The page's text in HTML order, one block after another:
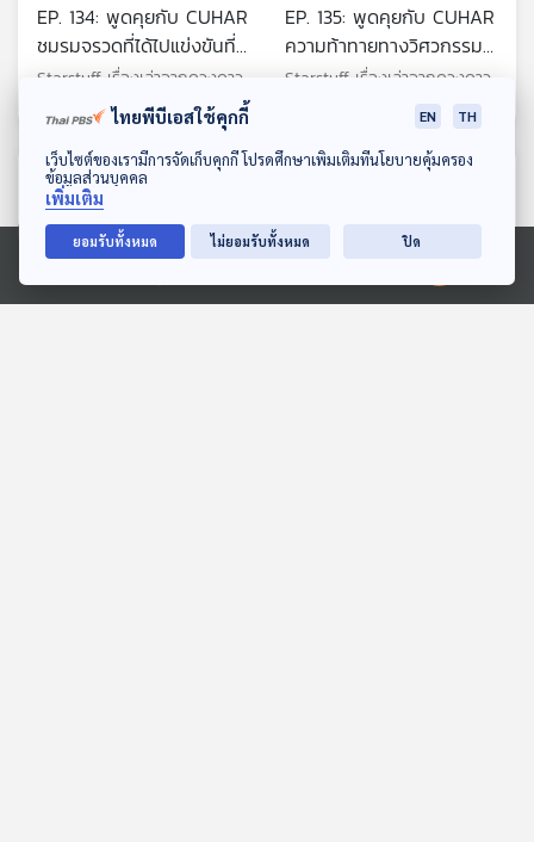
ดาวน์โหลด Thai PBS Podcast Application
Ⓒ 2020 องค์การกระจายเสียงและแพร่ภาพสาธารณะแห่งประเทศไทย
EP. 134: พูดคุยกับ CUHAR
ชมรมจรวดที่ได้ไปแข่งขันที่
สหรัฐฯ
Starstuff เรื่องเล่าจากดวงดาว
EP. 135: พูดคุยกับ CUHAR
ความท้าทายทางวิศวกรรม
ของชมรมจรวดเยาวชน
Starstuff เรื่องเล่าจากดวงดาว
ตอนที่เกี่ยวข้อง
ไทยพีบีเอสใช้คุกกี้ EN TH
เว็บไซต์ของเรามีการจัดเก็บคุกกี้ โปรดศึกษาเพิ่มเติมที่นโยบายคุ้มครอง
ข้อมูลส่วนบุคคล
เพิ่มเติม
ยอมรับทั้งหมด ไม่ยอมรับทั้งหมด ปิด